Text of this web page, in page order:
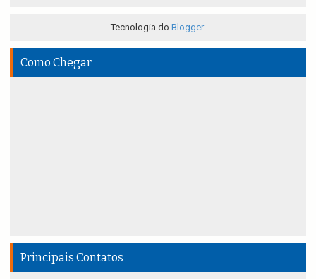
Tecnologia do Blogger.
Como Chegar
Principais Contatos